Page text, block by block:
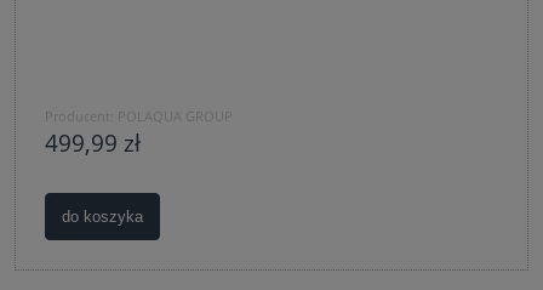
Producent: POLAQUA GROUP
499,99 zł
do koszyka